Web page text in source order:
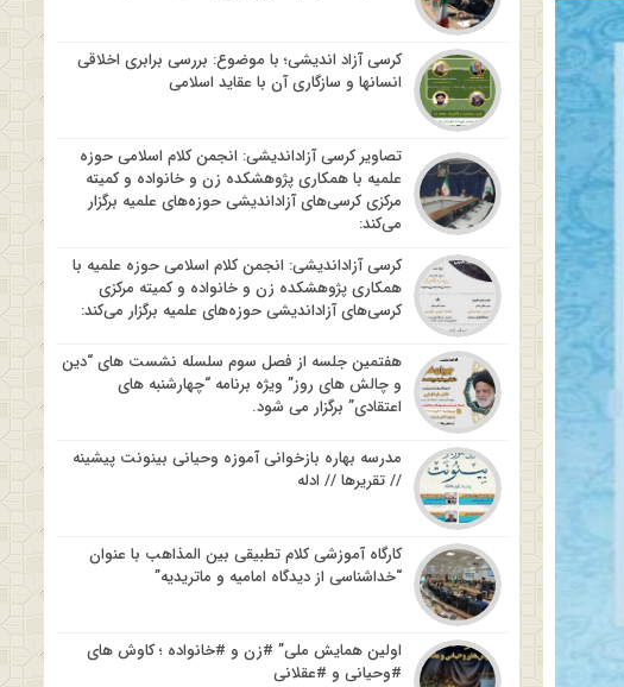
کرسی آزاد اندیشی؛ با موضوع: بررسی برابری اخلاقی
انسانها و سازگاری آن با عقاید اسلامی
تصاویر کرسی آزاداندیشی: انجمن کلام اسلامی حوزه
علمیه با همکاری پژوهشکده زن و خانواده و کمیته
مرکزی کرسی‌های آزاداندیشی حوزه‌های علمیه برگزار
می‌کند:
کرسی آزاداندیشی: انجمن کلام اسلامی حوزه علمیه با
همکاری پژوهشکده زن و خانواده و کمیته مرکزی
کرسی‌های آزاداندیشی حوزه‌های علمیه برگزار می‌کند:
هفتمین جلسه از فصل سوم سلسله نشست های “دین
و چالش های روز” ویژه برنامه “چهارشنبه های
اعتقادی” برگزار می شود.
مدرسه بهاره بازخوانی آموزه وحیانی بینونت پیشینه
// تقریرها // ادله
کارگاه آموزشی کلام تطبیقی بین المذاهب با عنوان
“خداشناسی از دیدگاه امامیه و ماتریدیه”
اولین همایش ملی” #زن و #خانواده ؛ کاوش های
#وحیانی و #عقلانی